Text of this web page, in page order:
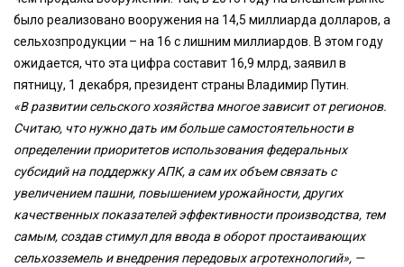
было реализовано вооружения на 14,5 миллиарда долларов, а
сельхозпродукции – на 16 с лишним миллиардов. В этом году
ожидается, что эта цифра составит 16,9 млрд, заявил в
пятницу, 1 декабря, президент страны Владимир Путин.
«В развитии сельского хозяйства многое зависит от регионов.
Считаю, что нужно дать им больше самостоятельности в
определении приоритетов использования федеральных
субсидий на поддержку АПК, а сам их объем связать с
увеличением пашни, повышением урожайности, других
качественных показателей эффективности производства, тем
самым, создав стимул для ввода в оборот простаивающих
сельхозземель и внедрения передовых агротехнологий», —